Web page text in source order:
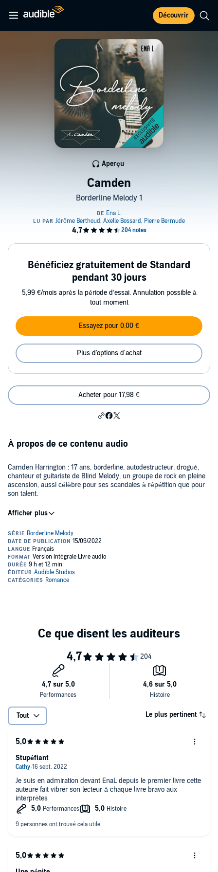
Découvrir
Camden
Borderline Melody 1
Aperçu
Bénéficiez gratuitement de Standard
pendant 30 jours
5,99 €/mois après la période d’essai. Annulation possible à
tout moment
Essayez pour 0,00 €
Plus d'options d'achat
Acheter pour 17,98 €
À propos de ce contenu audio
Camden Harrington : 17 ans, borderline, autodestructeur, drogué,
chanteur et guitariste de Blind Melody, un groupe de rock en pleine
ascension, aussi célèbre pour ses scandales à répétition que pour
son talent.
Summer Miller : 26 ans, étudiante en psychologie, stagiaire dans un
d'un homme qui court plusieurs lièvres à la fois.
©2020 Ena L (P)2022 Audible Studios
Tout Le plus pertinent
Je suis en admiration devant EnaL depuis le premier livre cette
auteure fait vibrer son lecteur à chaque livre bravo aux
interprètes
Stupéfiant